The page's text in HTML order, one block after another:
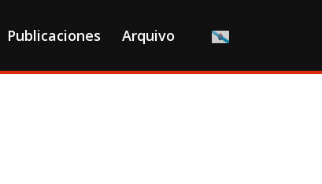
Publicaciones Arquivo